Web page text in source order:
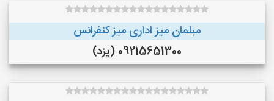
مبلمان میز اداری میز کنفرانس
09215651300 (یزد)